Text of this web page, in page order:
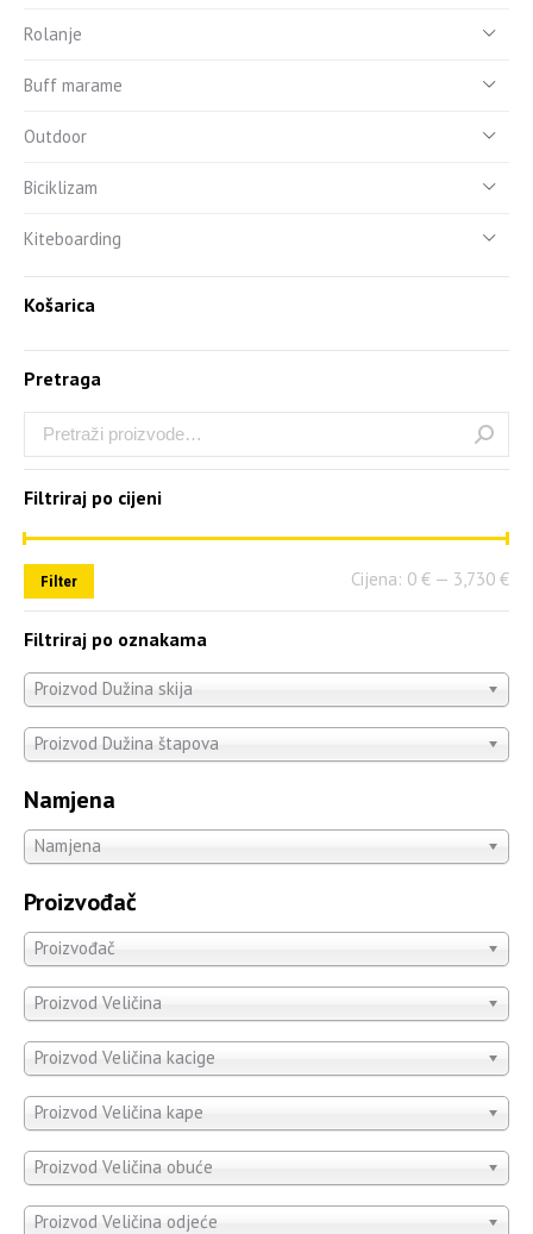
Rolanje
Buff marame
Outdoor
Biciklizam
Kiteboarding
Košarica
Pretraga
Filtriraj po cijeni
Filter Cijena: 0 € — 3,730 €
Filtriraj po oznakama
Proizvod Dužina skija
Proizvod Dužina štapova
Namjena
Namjena
Proizvođač
Proizvođač
Proizvod Veličina
Proizvod Veličina kacige
Proizvod Veličina kape
Proizvod Veličina obuće
Proizvod Veličina odjeće